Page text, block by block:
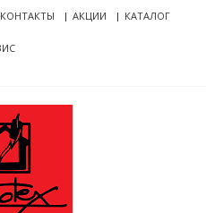
КОНТАКТЫ АКЦИИ КАТАЛОГ